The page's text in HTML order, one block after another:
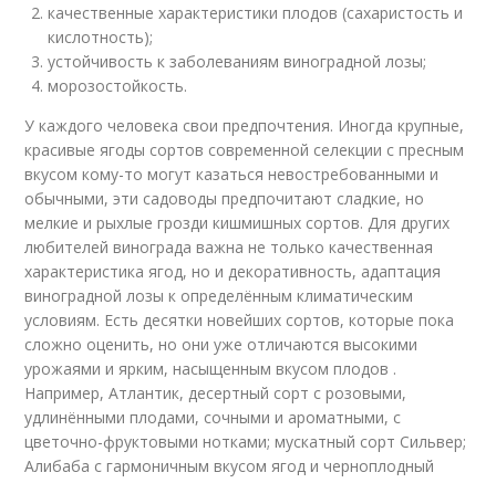
качественные характеристики плодов (сахаристость и
кислотность);
устойчивость к заболеваниям виноградной лозы;
морозостойкость.
У каждого человека свои предпочтения. Иногда крупные,
красивые ягоды сортов современной селекции с пресным
вкусом кому-то могут казаться невостребованными и
обычными, эти садоводы предпочитают сладкие, но
мелкие и рыхлые грозди кишмишных сортов. Для других
любителей винограда важна не только качественная
характеристика ягод, но и декоративность, адаптация
виноградной лозы к определённым климатическим
условиям. Есть десятки новейших сортов, которые пока
сложно оценить, но они уже отличаются высокими
урожаями и ярким, насыщенным вкусом плодов .
Например, Атлантик, десертный сорт с розовыми,
удлинёнными плодами, сочными и ароматными, с
цветочно-фруктовыми нотками; мускатный сорт Сильвер;
Алибаба с гармоничным вкусом ягод и черноплодный